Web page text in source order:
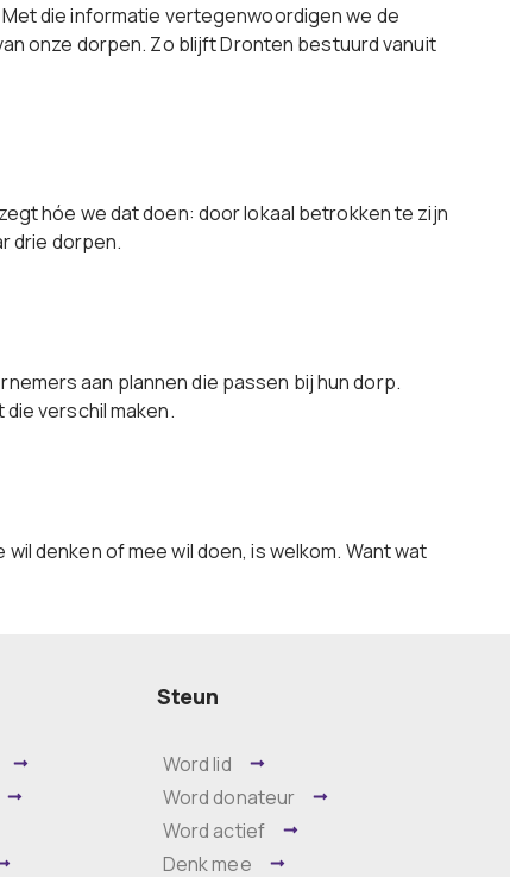
die informatie vertegenwoordigen we de
onze dorpen. Zo blijft Dronten bestuurd vanuit
hóe we dat doen: door lokaal betrokken te zijn
drie dorpen.
aan plannen die passen bij hun dorp.
verschil maken.
denken of mee wil doen, is welkom. Want wat
Steun
Word lid
Word donateur
Word actief
Denk mee